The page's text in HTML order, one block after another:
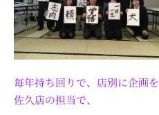
毎年持ち回りで、店別に企画
佐久店の担当で、